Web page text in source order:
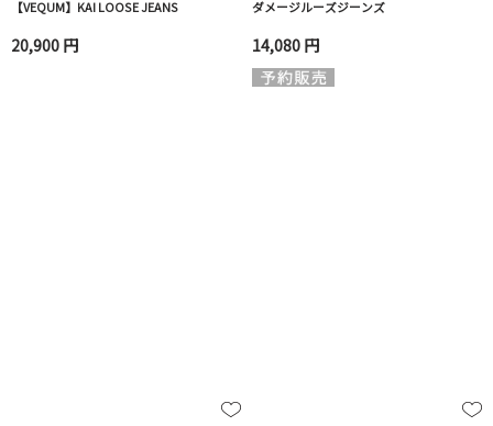
【VEQUM】KAI LOOSE JEANS
20,900 円
ダメージルーズジーンズ
14,080 円